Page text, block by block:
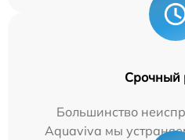
Срочный
Большинство
Aquaviva мы